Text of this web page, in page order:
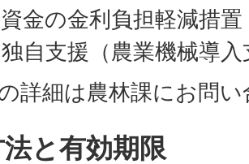
金の金利負担軽減措置
自支援（農業機械導入
詳細は農林課にお問
と有効期限